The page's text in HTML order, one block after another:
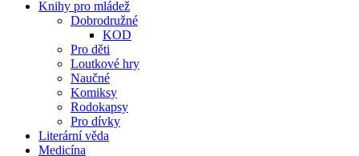
Knihy pro mládež
Dobrodružné
KOD
Pro děti
Loutkové hry
Naučné
Komiksy
Rodokapsy
Pro dívky
Literární věda
Medicína